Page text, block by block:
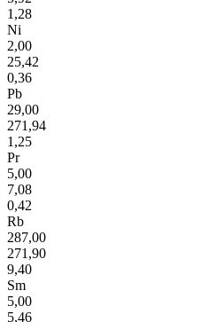
1,28
Ni
2,00
25,42
0,36
Pb
29,00
271,94
1,25
Pr
5,00
7,08
0,42
Rb
287,00
271,90
9,40
Sm
5,00
5,46